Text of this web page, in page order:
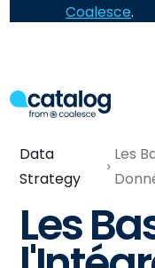
Coalesce.
Data
Strategy
Les
Les